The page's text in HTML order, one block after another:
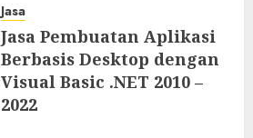
Jasa
Jasa Pembuatan Aplikasi
Berbasis Desktop dengan
Visual Basic .NET 2010 –
2022